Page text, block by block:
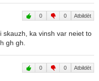
0 0 Atbildēt
skauzh, ka vinsh var neiet to
gh gh.
0 0 Atbildēt